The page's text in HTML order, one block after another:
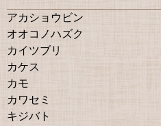
アカショウビン
オオコノハズク
カイツブリ
カケス
カモ
カワセミ
キジバト